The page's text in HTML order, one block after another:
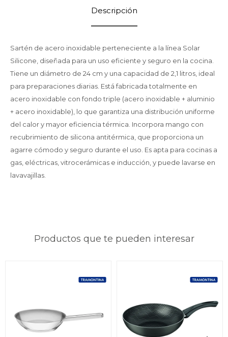
Descripción
Sartén de acero inoxidable perteneciente a la línea Solar
Silicone, diseñada para un uso eficiente y seguro en la cocina.
Tiene un diámetro de 24 cm y una capacidad de 2,1 litros, ideal
para preparaciones diarias. Está fabricada totalmente en
acero inoxidable con fondo triple (acero inoxidable + aluminio
+ acero inoxidable), lo que garantiza una distribución uniforme
del calor y mayor eficiencia térmica. Incorpora mango con
recubrimiento de silicona antitérmica, que proporciona un
agarre cómodo y seguro durante el uso. Es apta para cocinas a
gas, eléctricas, vitrocerámicas e inducción, y puede lavarse en
lavavajillas.
Productos que te pueden interesar